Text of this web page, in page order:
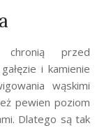
chronią przed
i kamienie
wąskimi
pewien poziom
Dlatego są tak